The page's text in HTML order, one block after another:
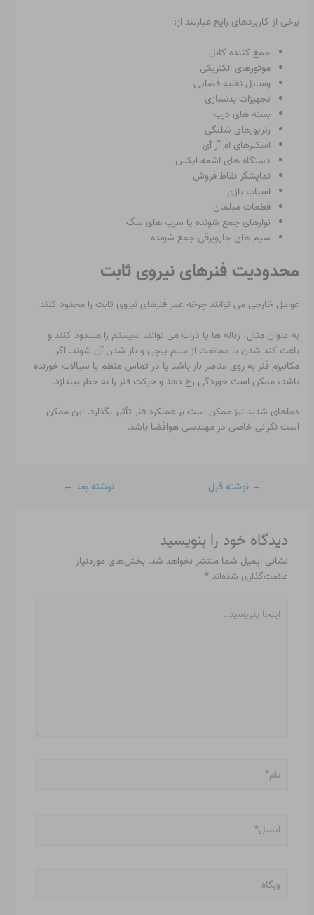
برخی از کاربردهای رایج عبارتند از:
جمع کننده کابل
موتورهای الکتریکی
وسایل نقلیه فضایی
تجهیزات بدنسازی
بسته های درب
رتریورهای شلنگی
اسکنرهای ام آر آی
دستگاه های اشعه ایکس
نمایشگر نقاط فروش
اسباب بازی
قطعات مبلمان
نوارهای جمع شونده یا سرب های سگ
سیم های جاروبرقی جمع شونده
محدودیت فنرهای نیروی ثابت
عوامل خارجی می توانند چرخه عمر فنرهای نیروی ثابت را محدود کنند.
به عنوان مثال، زباله ها یا ذرات می توانند سیستم را مسدود کنند و
باعث کند شدن یا ممانعت از سیم پیچی و باز شدن آن شوند. اگر
مکانیزم فنر به روی عناصر باز باشد یا در تماس منظم با سیالات خورنده
باشد، ممکن است خوردگی رخ دهد و حرکت فنر را به خطر بیندازد.
دماهای شدید نیز ممکن است بر عملکرد فنر تأثیر بگذارد. این ممکن
است نگرانی خاصی در مهندسی هوافضا باشد.
→ نوشته قبل نوشته بعد ←
دیدگاه‌ خود را بنویسید
نشانی ایمیل شما منتشر نخواهد شد. بخش‌های موردنیاز
علامت‌گذاری شده‌اند *
بنویسید…
وبگاه